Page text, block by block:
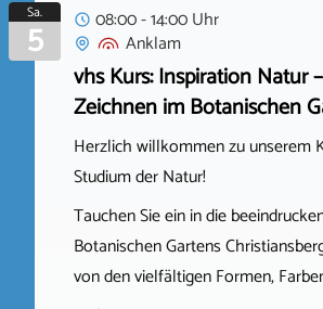
Sa.
5
08:00 - 14:00 Uhr
Anklam
vhs Kurs: Inspiration Natur
Zeichnen im Botanischen
Herzlich willkommen zu unserem
Studium der Natur!
Tauchen Sie ein in die
Botanischen Gartens
von den vielfältigen Formen,